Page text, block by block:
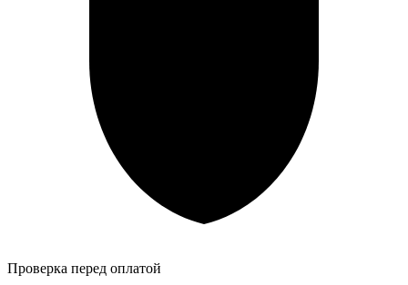
Проверка перед оплатой